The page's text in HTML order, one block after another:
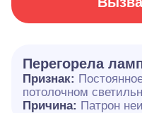
Перегорела
Признак:
потолочном
Причина: Патрон